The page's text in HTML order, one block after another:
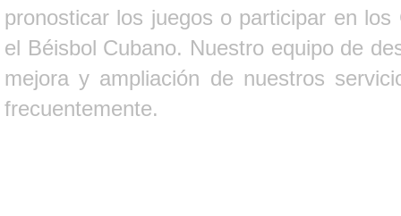
pronosticar los juegos o participar en
el Béisbol Cubano. Nuestro equipo de
mejora y ampliación de nuestros
frecuentemente.